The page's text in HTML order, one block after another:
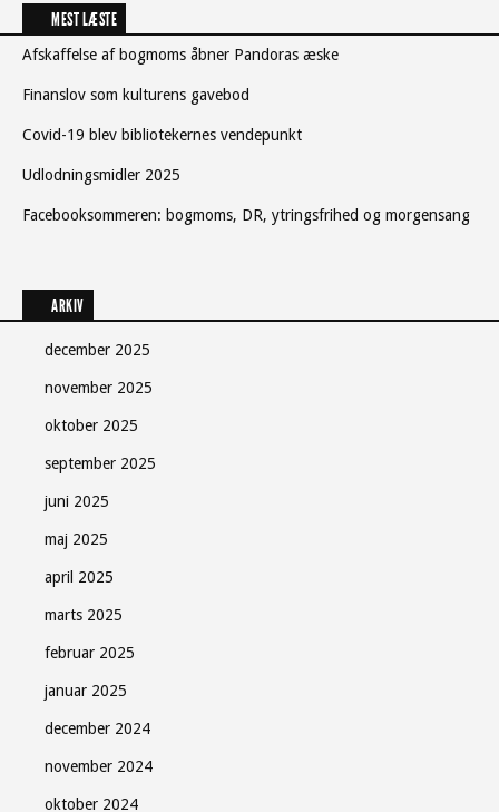
MEST LÆSTE
Afskaffelse af bogmoms åbner Pandoras æske
Finanslov som kulturens gavebod
Covid-19 blev bibliotekernes vendepunkt
Udlodningsmidler 2025
Facebooksommeren: bogmoms, DR, ytringsfrihed og morgensang
ARKIV
december 2025
november 2025
oktober 2025
september 2025
juni 2025
maj 2025
april 2025
marts 2025
februar 2025
januar 2025
december 2024
november 2024
oktober 2024